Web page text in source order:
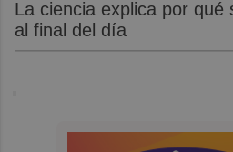
La ciencia explica por
al final del día